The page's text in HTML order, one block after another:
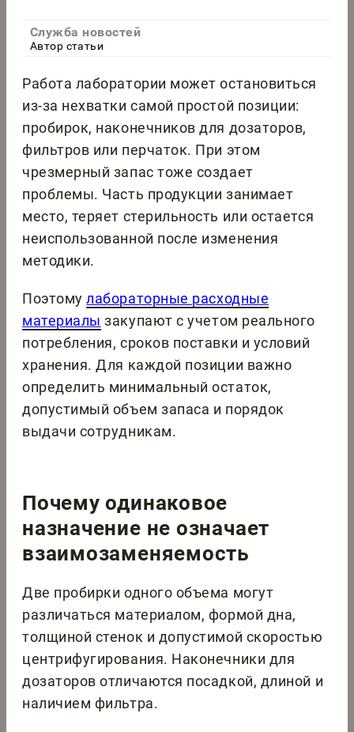
Служба новостей
Автор статьи
Работа лаборатории может остановиться
из-за нехватки самой простой позиции:
пробирок, наконечников для дозаторов,
фильтров или перчаток. При этом
чрезмерный запас тоже создает
проблемы. Часть продукции занимает
место, теряет стерильность или остается
неиспользованной после изменения
методики.
Поэтомулабораторные расходные
материалы закупают с учетом реального
потребления, сроков поставки и условий
хранения. Для каждой позиции важно
определить минимальный остаток,
допустимый объем запаса и порядок
выдачи сотрудникам.
Почему одинаковое
назначение не означает
взаимозаменяемость
Две пробирки одного объема могут
различаться материалом, формой дна,
толщиной стенок и допустимой скоростью
центрифугирования. Наконечники для
дозаторов отличаются посадкой, длиной и
наличием фильтра.